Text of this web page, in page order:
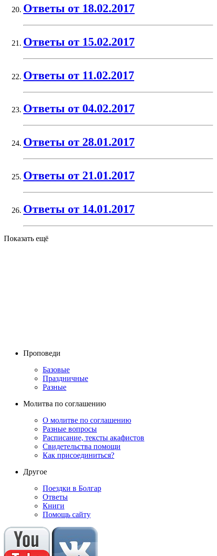
Ответы от 18.02.2017
Ответы от 15.02.2017
Ответы от 11.02.2017
Ответы от 04.02.2017
Ответы от 28.01.2017
Ответы от 21.01.2017
Ответы от 14.01.2017
Показать ещё
Проповеди
Базовые
Праздничные
Разные
Молитва по соглашению
О молитве по соглашению
Разные вопросы
Расписание, тексты акафистов
Свидетельства помощи
Как присоединиться?
Другое
Поездки в Болгар
Ответы
Книги
Помощь сайту